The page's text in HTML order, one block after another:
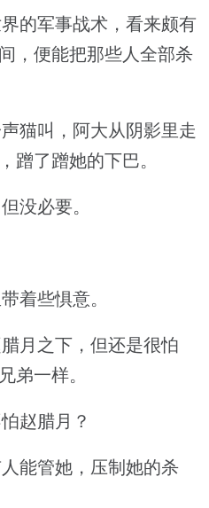
的军事战术，看来颇有
，便能把那些人全部杀
猫叫，阿大从阴影里走
蹭了蹭她的下巴。
必要。
着些惧意。
月之下，但还是很怕
弟一样。
赵腊月？
能管她，压制她的杀